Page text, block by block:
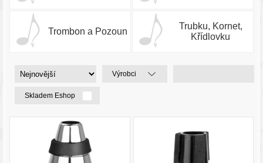
Trombon a Pozoun
Trubku, Kornet,
Křídlovku
Výrobci
Skladem Eshop